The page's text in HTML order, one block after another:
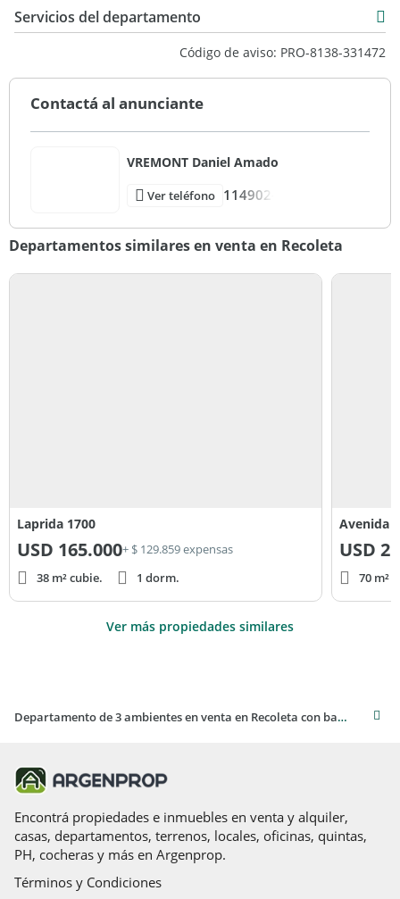
Doblas 312 - CABA
Móvil Uruguay :
PROPIEDADES EN ARGENTINA
Móvil: +549
Mail:
Servicios del departamento
Código de aviso: PRO-8138-331472
Contactá al anunciante
VREMONT Daniel Amado
Ver teléfono 114902-
Departamentos similares en venta en Recoleta
Laprida 1700
USD 165.000+ $ 129.859 expensas
38 m² cubie.
1 dorm.
Avenida
USD
70 m²
Ver más propiedades similares
Departamento de 3 ambientes en venta en Recoleta con baulera, toilette y baño completo
Encontrá propiedades e inmuebles en venta y alquiler,
casas, departamentos, terrenos, locales, oficinas, quintas,
PH, cocheras y más en Argenprop.
Términos y Condiciones